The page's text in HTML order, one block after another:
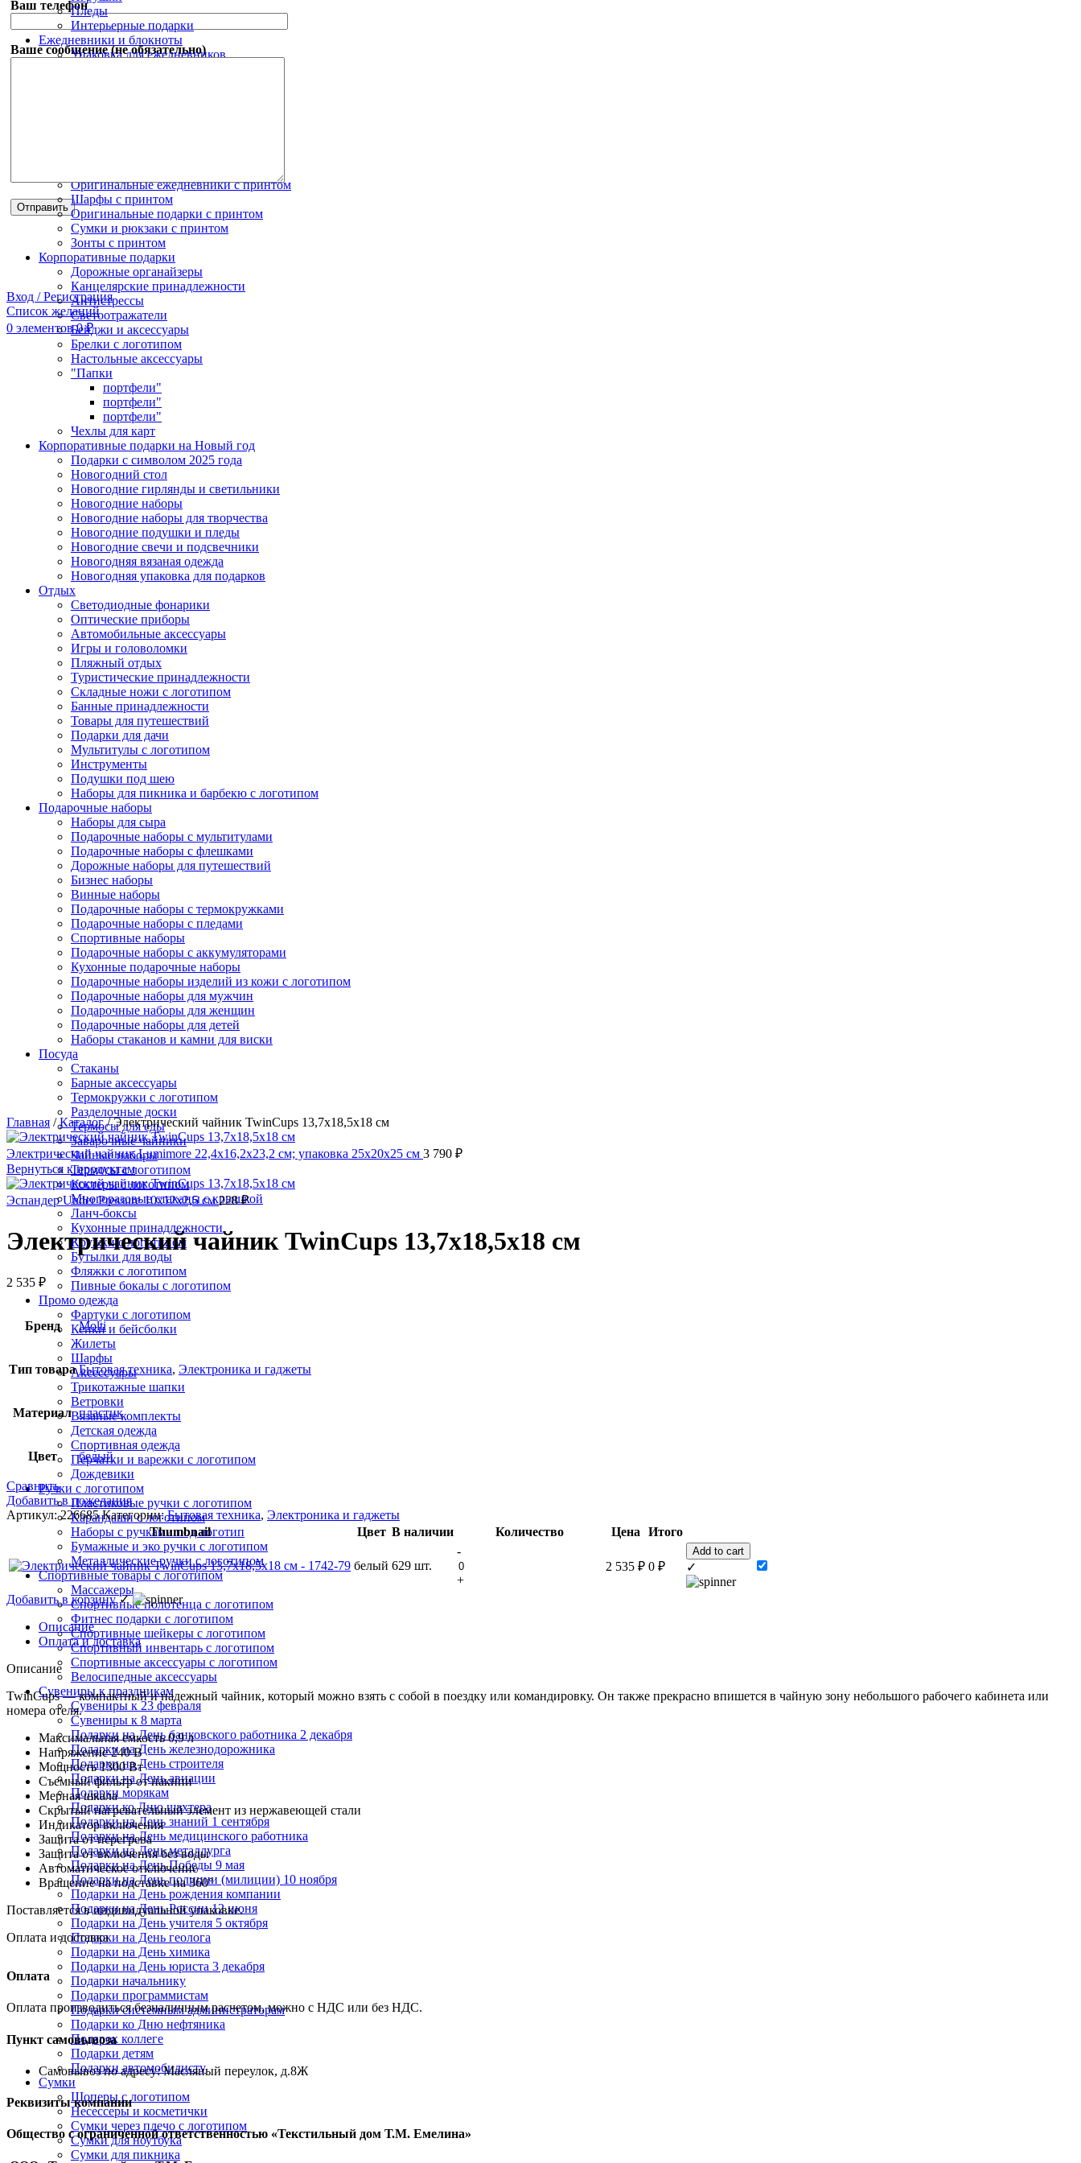
Ваш телефон
Ваше сообщение (не обязательно)
Вход / Регистрация
Список желаний
0 элементов 0₽
Пледы
Интерьерные подарки
Ежедневники и блокноты
Упаковка для ежедневников
Оригинальные ежедневники с принтом
Шарфы с принтом
Оригинальные подарки с принтом
Сумки и рюкзаки с принтом
Зонты с принтом
Корпоративные подарки
Дорожные органайзеры
Канцелярские принадлежности
Антистрессы
Светоотражатели
Бейджи и аксессуары
Брелки с логотипом
Настольные аксессуары
"Папки
портфели"
портфели"
портфели"
Чехлы для карт
Корпоративные подарки на Новый год
Подарки с символом 2025 года
Новогодний стол
Новогодние гирлянды и светильники
Новогодние наборы
Новогодние наборы для творчества
Новогодние подушки и пледы
Новогодние свечи и подсвечники
Новогодняя вязаная одежда
Новогодняя упаковка для подарков
Отдых
Светодиодные фонарики
Оптические приборы
Автомобильные аксессуары
Игры и головоломки
Пляжный отдых
Туристические принадлежности
Складные ножи с логотипом
Банные принадлежности
Товары для путешествий
Подарки для дачи
Мультитулы с логотипом
Инструменты
Подушки под шею
Наборы для пикника и барбекю с логотипом
Подарочные наборы
Наборы для сыра
Подарочные наборы с мультитулами
Подарочные наборы с флешками
Дорожные наборы для путешествий
Бизнес наборы
Винные наборы
Подарочные наборы с термокружками
Подарочные наборы с пледами
Спортивные наборы
Подарочные наборы с аккумуляторами
Кухонные подарочные наборы
Подарочные наборы изделий из кожи с логотипом
Подарочные наборы для мужчин
Подарочные наборы для женщин
Подарочные наборы для детей
Наборы стаканов и камни для виски
Посуда
Стаканы
Барные аксессуары
Термокружки с логотипом
Разделочные доски
Термосы для еды
Заварочные чайники
Чайные наборы
Термосы с логотипом
Костеры с логотипом
Многоразовые стаканы с крышкой
Ланч-боксы
Кухонные принадлежности
Кружки с логотипом
Бутылки для воды
Фляжки с логотипом
Пивные бокалы с логотипом
Промо одежда
Фартуки с логотипом
Кепки и бейсболки
Жилеты
Шарфы
Аксессуары
Трикотажные шапки
Ветровки
Вязаные комплекты
Детская одежда
Спортивная одежда
Перчатки и варежки с логотипом
Дождевики
Ручки с логотипом
Пластиковые ручки с логотипом
Карандаши с логотипом
Наборы с ручками под логотип
Бумажные и эко ручки с логотипом
Металлические ручки с логотипом
Спортивные товары с логотипом
Массажеры
Спортивные полотенца с логотипом
Фитнес подарки с логотипом
Спортивные шейкеры с логотипом
Спортивный инвентарь с логотипом
Спортивные аксессуары с логотипом
Велосипедные аксессуары
Сувениры к праздникам
Сувениры к 23 февраля
Сувениры к 8 марта
Подарки на День банковского работника 2 декабря
Подарки на День железнодорожника
Подарки на День строителя
Подарки на День авиации
Подарки морякам
Подарки ко Дню шахтера
Подарки на День знаний 1 сентября
Подарки на День медицинского работника
Подарки на День металлурга
Подарки на День Победы 9 мая
Подарки на День полиции (милиции) 10 ноября
Подарки на День рождения компании
Подарки на День России 12 июня
Подарки на День учителя 5 октября
Подарки на День геолога
Подарки на День химика
Подарки на День юриста 3 декабря
Подарки начальнику
Подарки программистам
Подарки системным администраторам
Подарки ко Дню нефтяника
Подарок коллеге
Подарки детям
Подарки автомобилисту
Сумки
Шоперы с логотипом
Несессеры и косметички
Сумки через плечо с логотипом
Сумки для ноутбука
Сумки для пикника
Нажмите, чтобы увеличить
Главная /Каталог/Электрический чайник TwinCups 13,7х18,5х18 см
Электрический чайник Lumimore 22,4х16,2х23,2 см; упаковка 25х20х25 см 3 790 ₽
Вернуться к продуктам
Эспандер Under Pressure 10х12х2,5 см228₽
Электрический чайник TwinCups 13,7х18,5х18 см
2 535 ₽
Бренд Molti
Тип товара Бытовая техника, Электроника и гаджеты
Материал пластик
Цвет белый
Сравнить
Добавить в пожелания
Артикул:226685Категории: Бытовая техника, Электроника и гаджеты
Thumbnail
Цвет В наличии Количество Цена Итого
белый 629 шт.
-
+
2 535 ₽ 0 ₽
Add to cart
✓
Добавить в корзину ✓
Описание
Оплата и доставка
Описание
TwinCups — компактный и надежный чайник, который можно взять с собой в поездку или командировку. Он также прекрасно впишется в чайную зону небольшого рабочего кабинета или
номера отеля.
Максимальная емкость 0,9 л
Напряжение 240 В
Мощность 1300 Вт
Съемный фильтр от накипи
Мерная шкала
Скрытый нагревательный элемент из нержавеющей стали
Индикатор включения
Защита от перегрева
Защита от включения без воды
Автоматическое отключение
Вращение на подставке на 360°
Поставляется в индивидуальной упаковке.
Оплата и доставка
Оплата
Оплата производиться безналичным расчетом, можно с НДС или без НДС.
Пункт самовывоза
Самовывоз по адресу: Масляный переулок, д.8Ж
Реквизиты компании
Общество с ограниченной ответственностью «Текстильный дом Т.М. Емелина»